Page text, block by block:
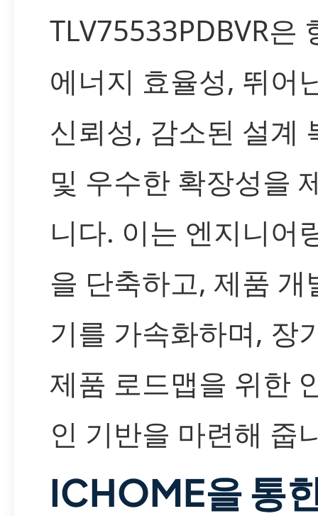
TLV75533PDBVR은
에너지 효율성, 뛰어
신뢰성, 감소된 설계
및 우수한 확장성을
니다. 이는 엔지니어
을 단축하고, 제품 개
기를 가속화하며, 장
제품 로드맵을 위한
인 기반을 마련해 줍
ICHOME을 통